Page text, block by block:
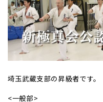
埼玉武蔵支部の昇級者です。
<一般部>